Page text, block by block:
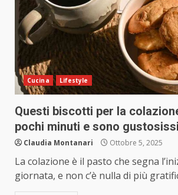
Cucina Lifestyle
Questi biscotti per la
pochi minuti e sono
Claudia Montanari Ottobre 5, 2025
La colazione è il pasto che segna
giornata, e non c’è nulla di più